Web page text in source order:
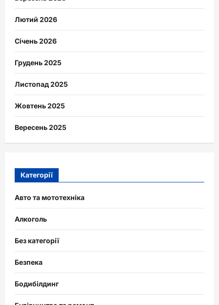
Лютий 2026
Січень 2026
Грудень 2025
Листопад 2025
Жовтень 2025
Вересень 2025
Категорії
Авто та мототехніка
Алкоголь
Без категорії
Безпека
Бодибілдинг